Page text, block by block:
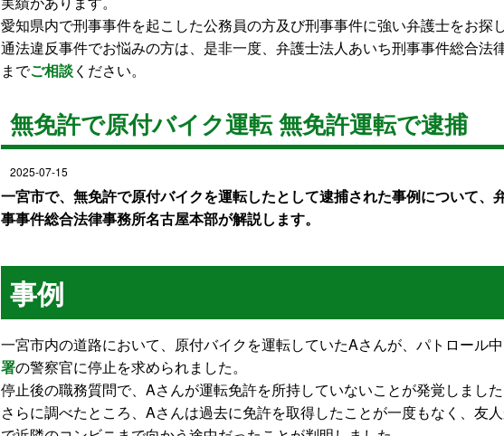
愛知県内で刑事事件を起こした公務員の方及び刑事事件に強い弁護士をお探
通法違反事件でお悩みの方は、是非一度、弁護士法人あいち刑事事件総合法
までご相談ください。
無免許で原付バイク運転 無免許運転で逮捕
2025-07-15
一宮市で、無免許で原付バイクを運転したとして逮捕された事例について、
事事件総合法律事務所名古屋本部が解説します。
事例
一宮市内の道路において、原付バイクを運転していたAさんが、パトロール
署の警察官に停止を求められました。
停止後の職務質問で、Aさんが運転免許を所持していないことが発覚しました
さらに調べたところ、Aさんは過去に免許を取得したことが一度もなく、友